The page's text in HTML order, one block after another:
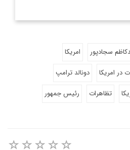
سجادپور
امریکا
در امریکا
دونالد ترامپ
تظاهرات رئیس جمهور